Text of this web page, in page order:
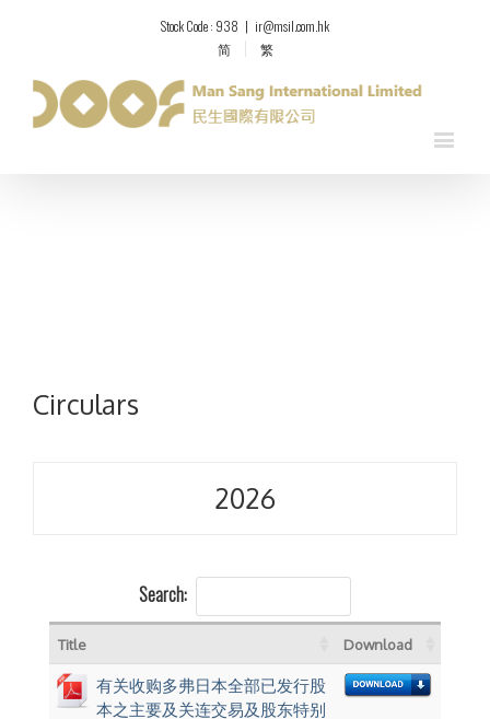
Stock Code : 938 | ir@msil.com.hk
简
繁
Circulars
2026
Search:
Title Download
有关收购多弗日本全部已发行股
本之主要及关连交易及股东特别